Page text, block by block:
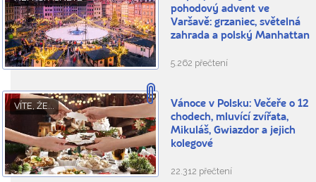
pohodový advent ve
Varšavě: grzaniec, světelná
zahrada a polský Manhattan
5.262 přečtení
VÍTE, ŽE...
Vánoce v Polsku: Večeře o 12
chodech, mluvící zvířata,
Mikuláš, Gwiazdor a jejich
kolegové
22.312 přečtení